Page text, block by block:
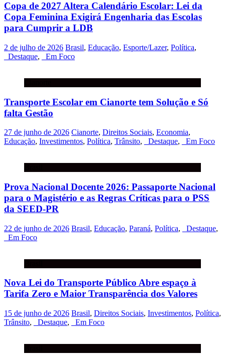
Copa de 2027 Altera Calendário Escolar: Lei da
Copa Feminina Exigirá Engenharia das Escolas
para Cumprir a LDB
2 de julho de 2026 Brasil, Educação, Esporte/Lazer, Política,
_Destaque, _Em Foco
Transporte Escolar em Cianorte tem Solução e Só
falta Gestão
27 de junho de 2026 Cianorte, Direitos Sociais, Economia,
Educação, Investimentos, Política, Trânsito, _Destaque, _Em Foco
Prova Nacional Docente 2026: Passaporte Nacional
para o Magistério e as Regras Críticas para o PSS
da SEED-PR
22 de junho de 2026 Brasil, Educação, Paraná, Política, _Destaque,
_Em Foco
Nova Lei do Transporte Público Abre espaço à
Tarifa Zero e Maior Transparência dos Valores
15 de junho de 2026 Brasil, Direitos Sociais, Investimentos, Política,
Trânsito, _Destaque, _Em Foco